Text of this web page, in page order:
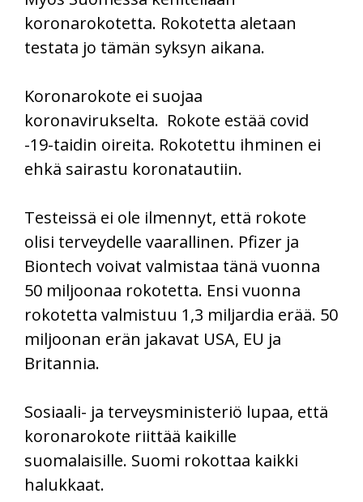
koronarokotetta. Rokotetta aletaan
testata jo tämän syksyn aikana.
Koronarokote ei suojaa
koronavirukselta. Rokote estää covid
-19-taidin oireita. Rokotettu ihminen ei
ehkä sairastu koronatautiin.
Testeissä ei ole ilmennyt, että rokote
olisi terveydelle vaarallinen. Pfizer ja
Biontech voivat valmistaa tänä vuonna
50 miljoonaa rokotetta. Ensi vuonna
rokotetta valmistuu 1,3 miljardia erää. 50
miljoonan erän jakavat USA, EU ja
Britannia.
Sosiaali- ja terveysministeriö lupaa, että
koronarokote riittää kaikille
suomalaisille. Suomi rokottaa kaikki
halukkaat.